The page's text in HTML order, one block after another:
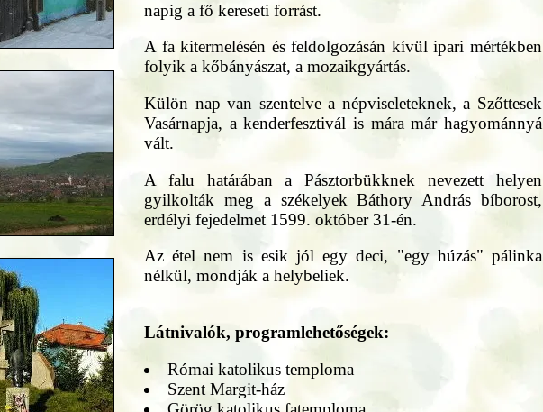
napig a fő kereseti forrást.
A fa kitermelésén és feldolgozásán kívül ipari mértékben
folyik a kőbányászat, a mozaikgyártás.
Külön nap van szentelve a népviseleteknek, a Szőttesek
Vasárnapja, a kenderfesztivál is mára már hagyománnyá
vált.
A falu határában a Pásztorbükknek nevezett helyen
gyilkolták meg a székelyek Báthory András bíborost,
erdélyi fejedelmet 1599. október 31-én.
Az étel nem is esik jól egy deci, "egy húzás" pálinka
nélkül, mondják a helybeliek.
Látnivalók, programlehetőségek:
Római katolikus temploma
Szent Margit-ház